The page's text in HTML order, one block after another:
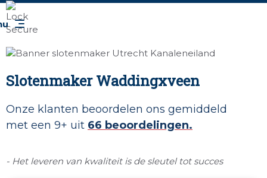
Slotenmaker Waddingxveen
Onze klanten beoordelen ons gemiddeld
met een 9+ uit 66 beoordelingen.
- Het leveren van kwaliteit is de sleutel tot succes